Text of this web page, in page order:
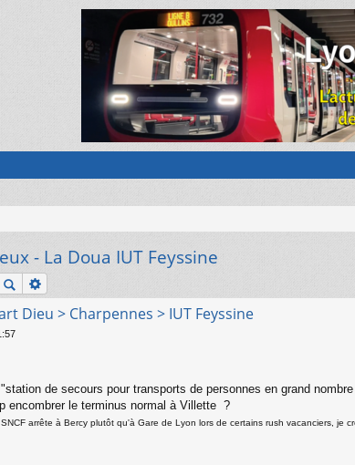
- La Doua IUT Feyssine
Dieu > Charpennes > IUT Feyssine
de secours pour transports de personnes en grand
encombrer le terminus normal à Villette ?
arrête à Bercy plutôt qu'à Gare de Lyon lors de certains rush vacanciers, je